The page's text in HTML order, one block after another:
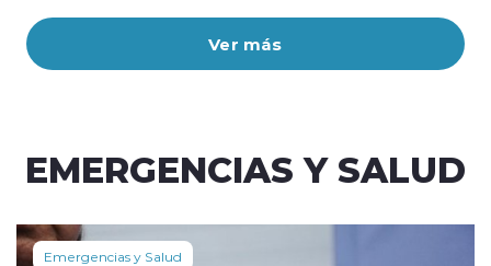
Ver más
EMERGENCIAS Y SALUD
Emergencias y Salud